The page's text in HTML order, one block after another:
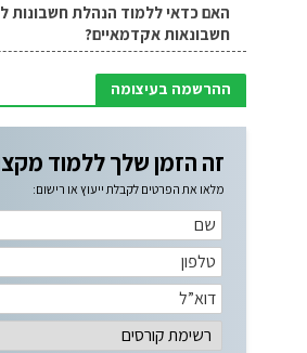
האם כדאי ללמוד הנהלת חשבונות
חשבונאות אקדמאיים?
ההרשמה בעיצומה
זה הזמן שלך ללמוד
מלאו את הפרטים לקבלת ייעוץ או רישום: